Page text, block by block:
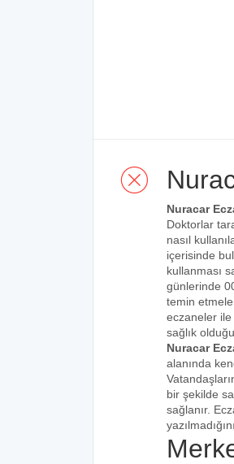
Nuracar
Doktorlar
nasıl
içerisinde
kullanması
günlerinde
temin
eczaneler ile
sağlık
Nuracar
alanında
bir şekilde
sağlanır.